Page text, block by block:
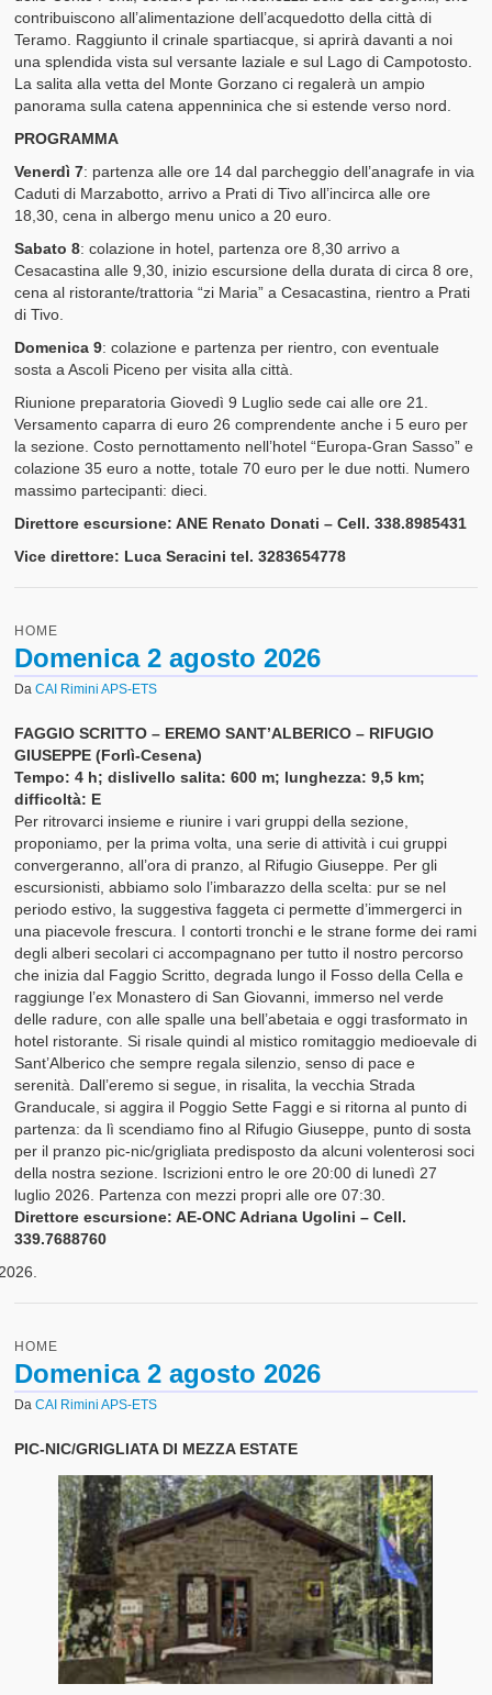
contribuiscono all’alimentazione dell’acquedotto della città di
Teramo. Raggiunto il crinale spartiacque, si aprirà davanti a noi
una splendida vista sul versante laziale e sul Lago di Campotosto.
La salita alla vetta del Monte Gorzano ci regalerà un ampio
panorama sulla catena appenninica che si estende verso nord.
PROGRAMMA
Venerdì 7: partenza alle ore 14 dal parcheggio dell’anagrafe in via
Caduti di Marzabotto, arrivo a Prati di Tivo all’incirca alle ore
18,30, cena in albergo menu unico a 20 euro.
Sabato 8: colazione in hotel, partenza ore 8,30 arrivo a
Cesacastina alle 9,30, inizio escursione della durata di circa 8 ore,
cena al ristorante/trattoria “zi Maria” a Cesacastina, rientro a Prati
di Tivo.
Domenica 9: colazione e partenza per rientro, con eventuale
sosta a Ascoli Piceno per visita alla città.
Riunione preparatoria Giovedì 9 Luglio sede cai alle ore 21.
Versamento caparra di euro 26 comprendente anche i 5 euro per
la sezione. Costo pernottamento nell’hotel “Europa-Gran Sasso” e
colazione 35 euro a notte, totale 70 euro per le due notti. Numero
massimo partecipanti: dieci.
Direttore escursione: ANE Renato Donati – Cell. 338.8985431
Vice direttore: Luca Seracini tel. 3283654778
HOME
Domenica 2 agosto 2026
DaCAI Rimini APS-ETS
FAGGIO SCRITTO – EREMO SANT’ALBERICO – RIFUGIO
GIUSEPPE (Forlì-Cesena)
Tempo: 4 h; dislivello salita: 600 m; lunghezza: 9,5 km;
difficoltà: E
Per ritrovarci insieme e riunire i vari gruppi della sezione,
proponiamo, per la prima volta, una serie di attività i cui gruppi
convergeranno, all’ora di pranzo, al Rifugio Giuseppe. Per gli
escursionisti, abbiamo solo l’imbarazzo della scelta: pur se nel
periodo estivo, la suggestiva faggeta ci permette d’immergerci in
una piacevole frescura. I contorti tronchi e le strane forme dei rami
degli alberi secolari ci accompagnano per tutto il nostro percorso
che inizia dal Faggio Scritto, degrada lungo il Fosso della Cella e
raggiunge l’ex Monastero di San Giovanni, immerso nel verde
delle radure, con alle spalle una bell’abetaia e oggi trasformato in
hotel ristorante. Si risale quindi al mistico romitaggio medioevale di
Sant’Alberico che sempre regala silenzio, senso di pace e
serenità. Dall’eremo si segue, in risalita, la vecchia Strada
Granducale, si aggira il Poggio Sette Faggi e si ritorna al punto di
partenza: da lì scendiamo fino al Rifugio Giuseppe, punto di sosta
per il pranzo pic-nic/grigliata predisposto da alcuni volenterosi soci
della nostra sezione. Iscrizioni entro le ore 20:00 di lunedì 27
luglio 2026. Partenza con mezzi propri alle ore 07:30.
Direttore escursione: AE-ONC Adriana Ugolini – Cell.
339.7688760
HOME
Domenica 2 agosto 2026
DaCAI Rimini APS-ETS
PIC-NIC/GRIGLIATA DI MEZZA ESTATE